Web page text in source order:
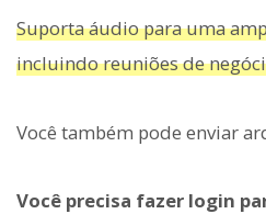
Suporta áudio para uma
incluindo reuniões de
Você também pode enviar
Você precisa fazer login